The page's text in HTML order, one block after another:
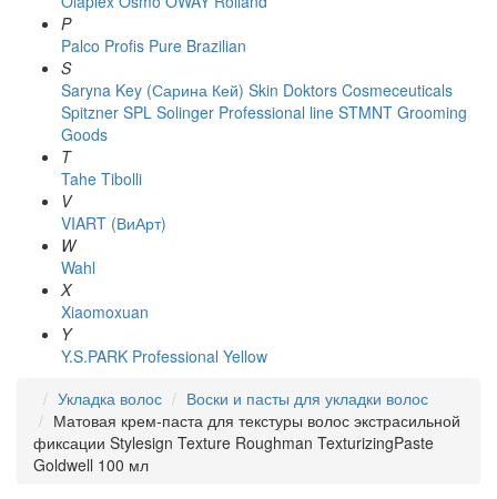
P
Palco Profis Pure Brazilian
S
Saryna Key (Сарина Кей) Skin Doktors Cosmeceuticals
Spitzner SPL Solinger Professional line STMNT Grooming
Goods
T
Tahe Tibolli
V
VIART (ВиАрт)
W
Wahl
X
Xiaomoxuan
Y
Y.S.PARK Professional Yellow
Укладка волос
Воски и пасты для укладки волос
Матовая крем-паста для текстуры волос экстрасильной
фиксации Stylesign Texture Roughman TexturizingPaste
Goldwell 100 мл